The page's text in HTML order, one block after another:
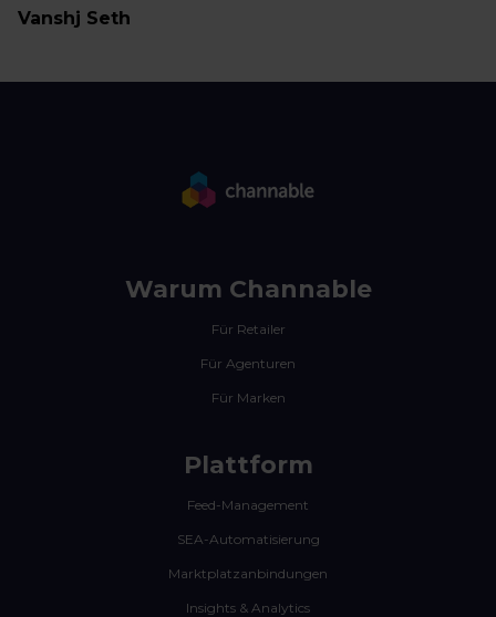
Vanshj Seth
Warum Channable
Für Retailer
Für Agenturen
Für Marken
Plattform
Feed-Management
SEA-Automatisierung
Marktplatzanbindungen
Insights & Analytics